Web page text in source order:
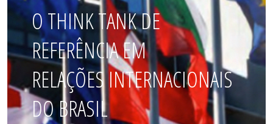
O THINK TANK DE
REFERÊNCIA EM
RELAÇÕES INTERNACIONAIS
DO BRASIL